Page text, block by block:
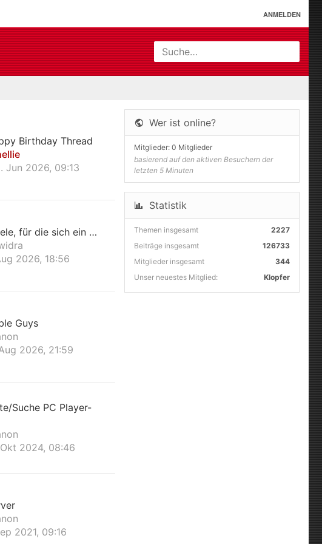
ANMELDEN
Suche…
Birthday Thread
Jun 2026, 09:13
für die sich ein …
2026, 18:56
Guys
2026, 21:59
Suche PC Player-
2024, 08:46
2021, 09:16
Wer ist online?
Mitglieder: 0 Mitglieder
basierend auf den aktiven Besuchern der
letzten 5 Minuten
Statistik
Themen insgesamt
2227
Beiträge insgesamt
126733
Mitglieder insgesamt
344
Unser neuestes Mitglied:
Klopfer